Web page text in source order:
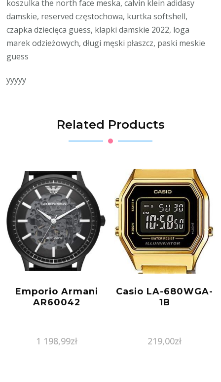
koszulka the north face meska, calvin klein adidasy
damskie, reserved częstochowa, kurtka softshell,
czapka dziecięca guess, klapki damskie 2022, loga
marek odzieżowych, długi męski płaszcz, paski meskie
guess
yyyyy
Related Products
Emporio Armani
AR60042
1 198,99zł
Casio LA-680WGA-
1B
219,00zł